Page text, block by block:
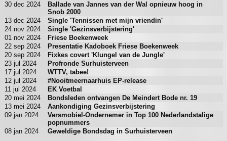
30 dec 2024
Ballade van Jannes van der Wal opnieuw hoog in
Snob 2000
13 dec 2024
Single 'Tennissen met mijn vriendin'
24 nov 2024
Single 'Gezinsverbijstering'
01 nov 2024
Friese Boekenweek
22 sep 2024
Presentatie Kadoboek Friese Boekenweek
20 sep 2024
Fixkes covert 'Klungel van de Jungle'
23 jul 2024
Profronde Surhuisterveen
17 jul 2024
WTTV, tabee!
12 jul 2024
#Nooitmeernaarhuis EP-release
11 jul 2024
EK Voetbal
20 mei 2024
Bondsleden ontvangen De Meindert Bode nr. 19
13 mei 2024
Aankondiging Gezinsverbijstering
09 jan 2024
Versmobiel-Ondernemer in Top 100 Nederlandstalige
popnummers
08 jan 2024
Geweldige Bondsdag in Surhuisterveen